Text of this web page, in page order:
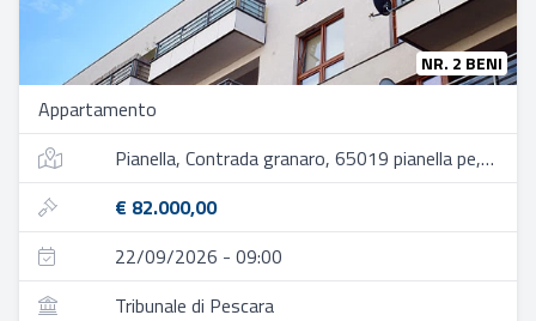
NR. 2 BENI
Appartamento
Pianella, Contrada granaro, 65019 pianella pe, italia
€ 82.000,00
22/09/2026 - 09:00
Tribunale di Pescara